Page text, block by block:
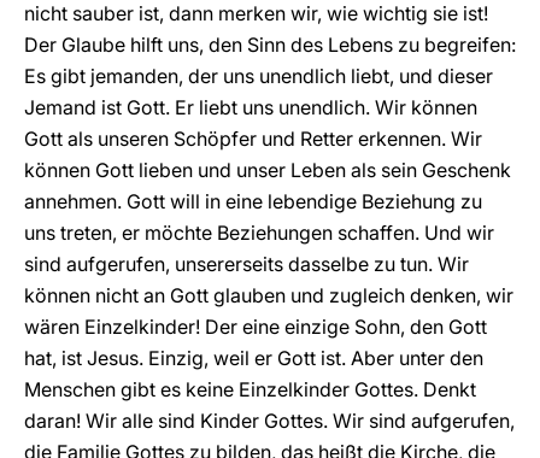
nicht sauber ist, dann merken wir, wie wichtig sie ist!
Der Glaube hilft uns, den Sinn des Lebens zu begreifen:
Es gibt jemanden, der uns unendlich liebt, und dieser
Jemand ist Gott. Er liebt uns unendlich. Wir können
Gott als unseren Schöpfer und Retter erkennen. Wir
können Gott lieben und unser Leben als sein Geschenk
annehmen. Gott will in eine lebendige Beziehung zu
uns treten, er möchte Beziehungen schaffen. Und wir
sind aufgerufen, unsererseits dasselbe zu tun. Wir
können nicht an Gott glauben und zugleich denken, wir
wären Einzelkinder! Der eine einzige Sohn, den Gott
hat, ist Jesus. Einzig, weil er Gott ist. Aber unter den
Menschen gibt es keine Einzelkinder Gottes. Denkt
daran! Wir alle sind Kinder Gottes. Wir sind aufgerufen,
die Familie Gottes zu bilden, das heißt die Kirche, die